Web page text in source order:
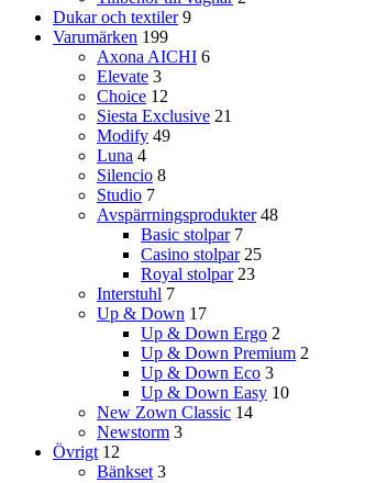
Dukar och textiler 9
Varumärken 199
Axona AICHI 6
Elevate 3
Choice 12
Siesta Exclusive 21
Modify 49
Luna 4
Silencio 8
Studio 7
Avspärrningsprodukter 48
Basic stolpar 7
Casino stolpar 25
Royal stolpar 23
Interstuhl 7
Up & Down 17
Up & Down Ergo 2
Up & Down Premium 2
Up & Down Eco 3
Up & Down Easy 10
New Zown Classic 14
Newstorm 3
Övrigt 12
Bänkset 3